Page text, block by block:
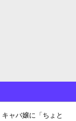
キャバ嬢に「ちょと